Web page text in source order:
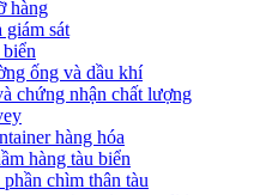
hàng
sát
ống và dầu khí
chứng nhận chất lượng
hàng hóa
hàng tàu biển
chìm thân tàu